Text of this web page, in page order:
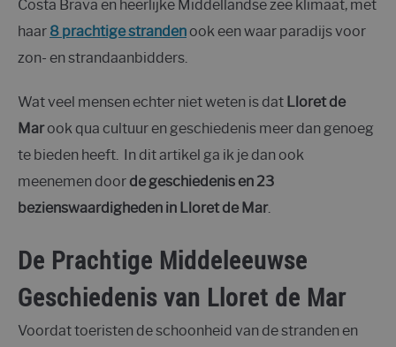
Costa Brava en heerlijke Middellandse zee klimaat, met
haar 8 prachtige strandenook een waar paradijs voor
zon- en strandaanbidders.
Wat veel mensen echter niet weten is dat Lloret de
Marook qua cultuur en geschiedenis meer dan genoeg
te bieden heeft. In dit artikel ga ik je dan ook
meenemen door de geschiedenis en 23
bezienswaardigheden in Lloret de Mar.
De Prachtige Middeleeuwse
Geschiedenis van Lloret de Mar
Voordat toeristen de schoonheid van de stranden en